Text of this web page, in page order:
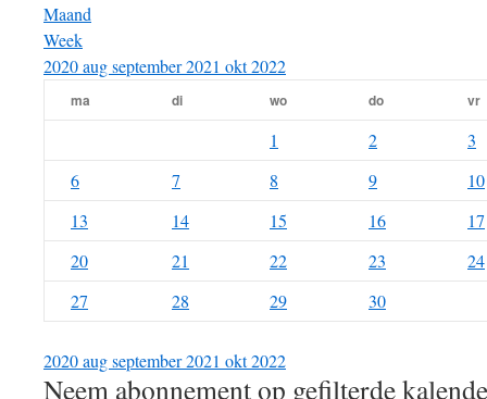
Maand
Week
2020augseptember 2021 okt2022
ma di wo do vr
1 2
3
6
7 8 9
10
13
14 15 16
17
20
21 22 23
24
27
28 29 30
2020augseptember 2021 okt2022
Neem abonnement op gefilterde